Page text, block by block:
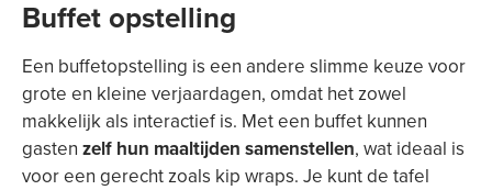
Buffet opstelling
Een buffetopstelling is een andere slimme keuze voor
grote en kleine verjaardagen, omdat het zowel
makkelijk als interactief is. Met een buffet kunnen
gasten zelf hun maaltijden samenstellen, wat ideaal is
voor een gerecht zoals kip wraps. Je kunt de tafel